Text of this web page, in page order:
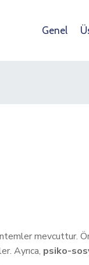
Genel
mevcuttur.
Ayrıca, psiko-